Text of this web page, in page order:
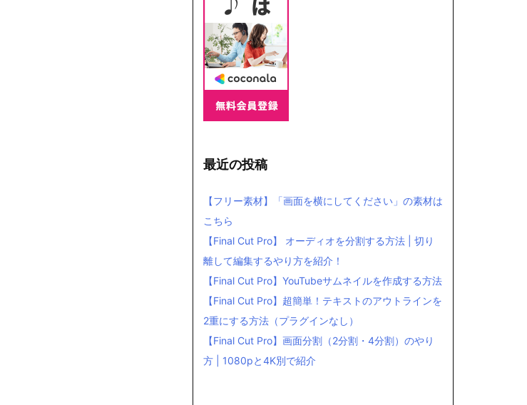
最近の投稿
【フリー素材】「画面を横にしてください」の素材は
こちら
【Final Cut Pro】 オーディオを分割する方法 | 切り
離して編集するやり方を紹介！
【Final Cut Pro】YouTubeサムネイルを作成する方法
【Final Cut Pro】超簡単！テキストのアウトラインを
2重にする方法（プラグインなし）
【Final Cut Pro】画面分割（2分割・4分割）のやり
方 | 1080pと4K別で紹介